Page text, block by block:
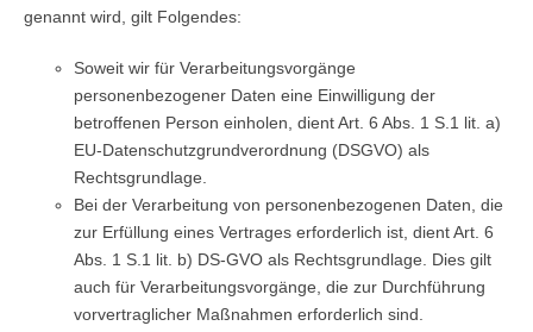
genannt wird, gilt Folgendes:
Soweit wir für Verarbeitungsvorgänge
personenbezogener Daten eine Einwilligung der
betroffenen Person einholen, dient Art. 6 Abs. 1 S.1 lit. a)
EU-Datenschutzgrundverordnung (DSGVO) als
Rechtsgrundlage.
Bei der Verarbeitung von personenbezogenen Daten, die
zur Erfüllung eines Vertrages erforderlich ist, dient Art. 6
Abs. 1 S.1 lit. b) DS-GVO als Rechtsgrundlage. Dies gilt
auch für Verarbeitungsvorgänge, die zur Durchführung
vorvertraglicher Maßnahmen erforderlich sind.